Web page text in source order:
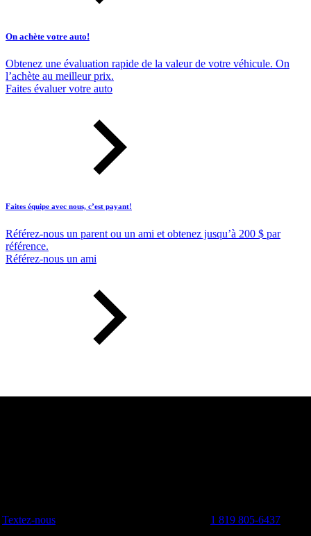
On achète votre auto!
Obtenez une évaluation rapide de la valeur de votre véhicule. On
l’achète au meilleur prix.
Faites évaluer votre auto
Faites équipe avec nous, c’est payant!
Référez-nous un parent ou un ami et obtenez jusqu’à 200 $ par
référence.
Référez-nous un ami
Textez-nous 1 819 805-6437